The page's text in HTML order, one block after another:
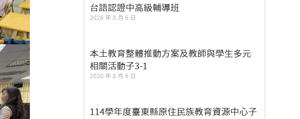
台語認證中高級輔導班
2026 年 8 月 6 日
本土教育整體推動方案及教師與學生多元
相關活動子3-1
2026 年 8 月 6 日
114學年度臺東縣原住民族教育資源中心子